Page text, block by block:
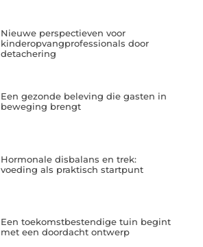
Nieuwe perspectieven voor
kinderopvangprofessionals door
detachering
Een gezonde beleving die gasten in
beweging brengt
Hormonale disbalans en trek:
voeding als praktisch startpunt
Een toekomstbestendige tuin begint
met een doordacht ontwerp